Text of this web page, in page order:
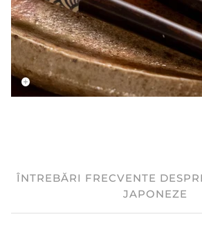
ÎNTREBĂRI FRECVENTE
JAPONEZE